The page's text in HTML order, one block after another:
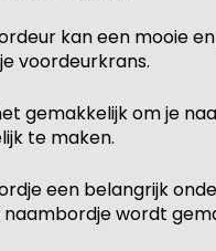
kan een mooie
voordeurkrans.
gemakkelijk om je
te maken.
een belangrijk
wordt